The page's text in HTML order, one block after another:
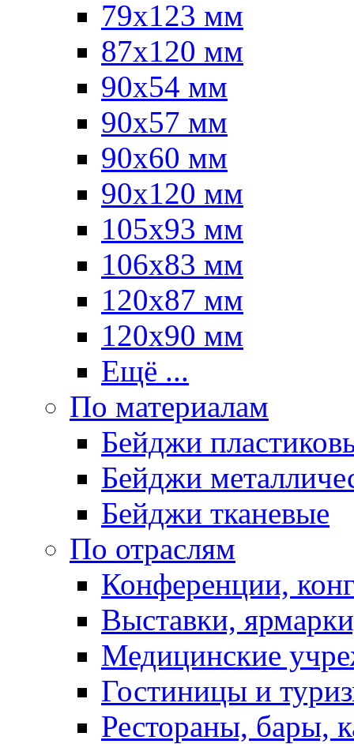
79х123 мм
87х120 мм
90x54 мм
90х57 мм
90х60 мм
90х120 мм
105х93 мм
106х83 мм
120х87 мм
120х90 мм
Ещё ...
По материалам
Бейджи
Бейджи
Бейджи тканевые
По отраслям
Конференции,
Выставки,
Медицинские
Гостиницы и
Рестораны, бары,